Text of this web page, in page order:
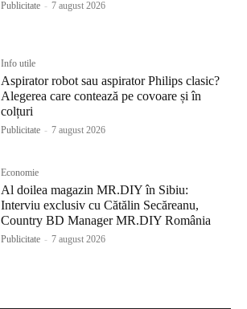
Publicitate - 7 august 2026
Info utile
Aspirator robot sau aspirator Philips clasic?
Alegerea care contează pe covoare și în
colțuri
Publicitate - 7 august 2026
Economie
Al doilea magazin MR.DIY în Sibiu:
Interviu exclusiv cu Cătălin Secăreanu,
Country BD Manager MR.DIY România
Publicitate - 7 august 2026